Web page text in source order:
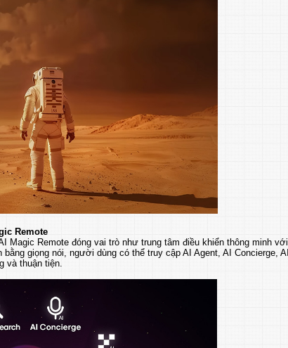
Remote
Magic Remote đóng vai trò như trung tâm điều khiển thông minh với
giọng nói, người dùng có thể truy cập AI Agent, AI Concierge, AI
và thuận tiện.